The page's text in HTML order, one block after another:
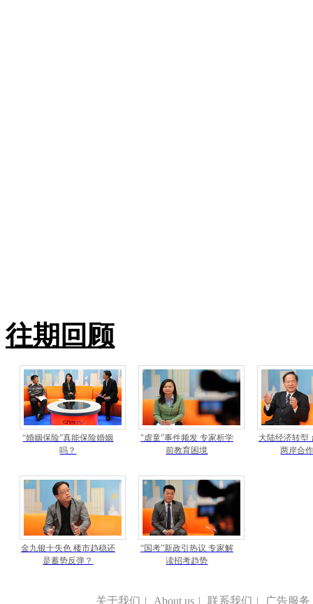
往期回顾
“婚姻保险”真能保险婚姻
吗？
"虐童"事件频发 专家析学
前教育困境
大陆经济转型
两岸合
金九银十失色 楼市趋稳还
是蓄势反弹？
“国考”新政引热议 专家解
读招考趋势
关于我们 | About us | 联系我们 | 广告服务